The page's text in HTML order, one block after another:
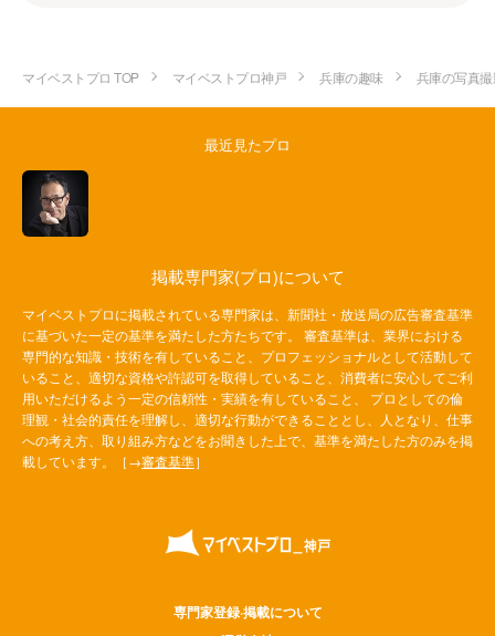
マイベストプロ TOP マイベストプロ神戸 兵庫の趣味 兵庫の写真
最近見たプロ
掲載専門家(プロ)について
マイベストプロに掲載されている専門家は、新聞社・放送局の広告審査基準
に基づいた一定の基準を満たした方たちです。 審査基準は、業界における
専門的な知識・技術を有していること、プロフェッショナルとして活動して
いること、適切な資格や許認可を取得していること、消費者に安心してご利
用いただけるよう一定の信頼性・実績を有していること、 プロとしての倫
理観・社会的責任を理解し、適切な行動ができることとし、人となり、仕事
への考え方、取り組み方などをお聞きした上で、基準を満たした方のみを掲
載しています。［→審査基準］
専門家登録·掲載について